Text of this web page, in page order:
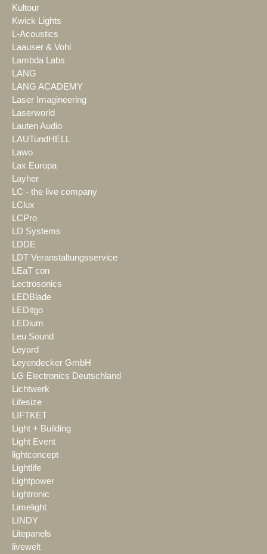
Kultour
Kwick Lights
L-Acoustics
Laauser & Vohl
Lambda Labs
LANG
LANG ACADEMY
Laser Imagineering
Laserworld
Lauten Audio
LAUTundHELL
Lawo
Lax Europa
Layher
LC - the live company
LClux
LCPro
LD Systems
LDDE
LDT Veranstaltungsservice
LEaT con
Lectrosonics
LEDBlade
LEDitgo
LEDium
Leu Sound
Leyard
Leyendecker GmbH
LG Electronics Deutschland
Lichtwerk
Lifesize
LIFTKET
Light + Building
Light Event
lightconcept
Lightlife
Lightpower
Lightronic
Limelight
LINDY
Litepanels
livewelt